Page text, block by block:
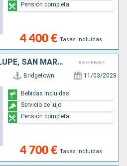
4 400 € Tasas incluidas
Pensión completa
SANTA LUCIA, GUADALUPE, SAN MARTÍN, JOST VAN DYKE, ANTIGUA Y BARBUDA, DOMINICA, BARBADOS
Bridgetown 11/03/2028
4 700 € Tasas incluidas
Bebidas Incluidas
Servicio de lujo
Pensión completa